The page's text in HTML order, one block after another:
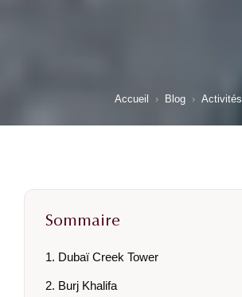
Accueil › Blog › Activités
Sommaire
1. Dubaï Creek Tower
2. Burj Khalifa